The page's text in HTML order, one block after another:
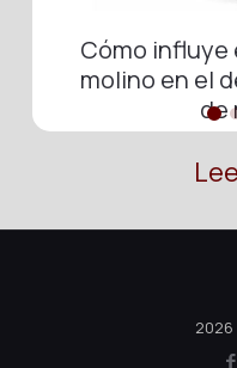
Cómo
molino en el
de
2026